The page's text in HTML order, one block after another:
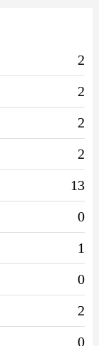
2
2
2
2
13
0
1
0
2
0